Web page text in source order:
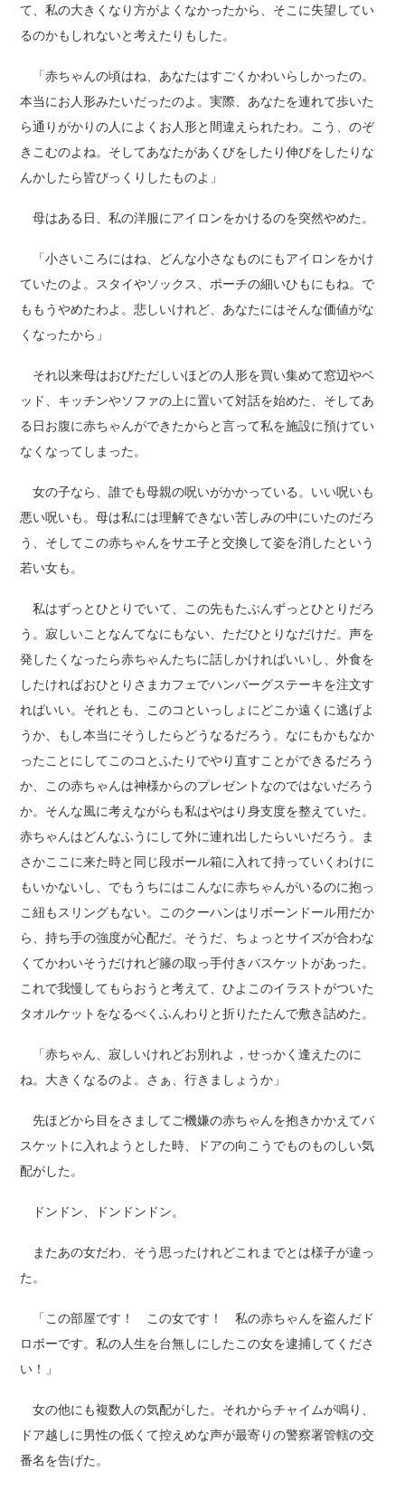
て、私の大きくなり方がよくなかったから、そこに失望してい
るのかもしれないと考えたりもした。
「赤ちゃんの頃はね、あなたはすごくかわいらしかったの。
本当にお人形みたいだったのよ。実際、あなたを連れて歩いた
ら通りがかりの人によくお人形と間違えられたわ。こう、のぞ
きこむのよね。そしてあなたがあくびをしたり伸びをしたりな
んかしたら皆びっくりしたものよ」
母はある日、私の洋服にアイロンをかけるのを突然やめた。
「小さいころにはね、どんな小さなものにもアイロンをかけ
ていたのよ。スタイやソックス、ポーチの細いひもにもね。で
ももうやめたわよ。悲しいけれど、あなたにはそんな価値がな
くなったから」
それ以来母はおびただしいほどの人形を買い集めて窓辺やベ
ッド、キッチンやソファの上に置いて対話を始めた、そしてあ
る日お腹に赤ちゃんができたからと言って私を施設に預けてい
なくなってしまった。
女の子なら、誰でも母親の呪いがかかっている。いい呪いも
悪い呪いも。母は私には理解できない苦しみの中にいたのだろ
う、そしてこの赤ちゃんをサエ子と交換して姿を消したという
若い女も。
私はずっとひとりでいて、この先もたぶんずっとひとりだろ
う。寂しいことなんてなにもない、ただひとりなだけだ。声を
発したくなったら赤ちゃんたちに話しかければいいし、外食を
したければおひとりさまカフェでハンバーグステーキを注文す
ればいい。それとも、このコといっしょにどこか遠くに逃げよ
うか、もし本当にそうしたらどうなるだろう。なにもかもなか
ったことにしてこのコとふたりでやり直すことができるだろう
か、この赤ちゃんは神様からのプレゼントなのではないだろう
か。そんな風に考えながらも私はやはり身支度を整えていた。
赤ちゃんはどんなふうにして外に連れ出したらいいだろう。ま
さかここに来た時と同じ段ボール箱に入れて持っていくわけに
もいかないし、でもうちにはこんなに赤ちゃんがいるのに抱っ
こ紐もスリングもない。このクーハンはリボーンドール用だか
ら、持ち手の強度が心配だ。そうだ、ちょっとサイズが合わな
くてかわいそうだけれど籐の取っ手付きバスケットがあった。
これで我慢してもらおうと考えて、ひよこのイラストがついた
タオルケットをなるべくふんわりと折りたたんで敷き詰めた。
「赤ちゃん、寂しいけれどお別れよ，せっかく逢えたのに
ね。大きくなるのよ。さぁ、行きましょうか」
先ほどから目をさましてご機嫌の赤ちゃんを抱きかかえてバ
スケットに入れようとした時、ドアの向こうでものものしい気
配がした。
ドンドン、ドンドンドン。
またあの女だわ、そう思ったけれどこれまでとは様子が違っ
た。
「この部屋です！ この女です！ 私の赤ちゃんを盗んだド
ロボーです。私の人生を台無しにしたこの女を逮捕してくださ
い！」
女の他にも複数人の気配がした。それからチャイムが鳴り、
ドア越しに男性の低くて控えめな声が最寄りの警察署管轄の交
番名を告げた。